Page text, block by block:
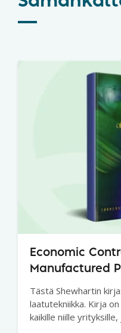
Economic
Manufactured
Tästä Shewhartin
laatutekniikka. Kirja
kaikille niille